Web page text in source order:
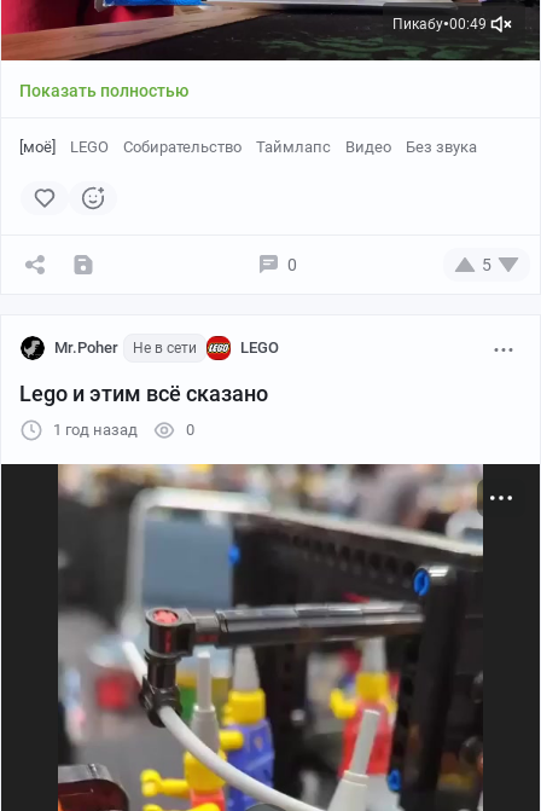
Общий вид на здание в сборе.
В наборе много отсылок к первой и второй частям и
все они в мелочах, но очень приятно когда ты
случайно находишь. Жаль камера не все смогла
выцепить, но самое главное я показал. Как поклонник
этих фильмов, я очень рад, что являюсь владельцем
данного набора.=)
Пикабу●00:49
Показать полностью
[моё] LEGO Собирательство Таймлапс Видео Без звука
0 5
Mr.Poher Не в сети LEGO
Lego и этим всё сказано
1 год назад 0